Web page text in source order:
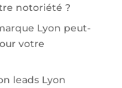
notoriété ?
Lyon peut-
votre
leads Lyon